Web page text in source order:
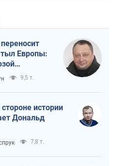
тыл Европы:
9,5 т.
истории
Дональд
7,8 т.